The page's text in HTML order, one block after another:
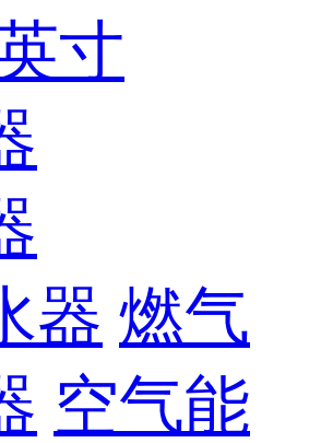
寸
器 燃气
空气能